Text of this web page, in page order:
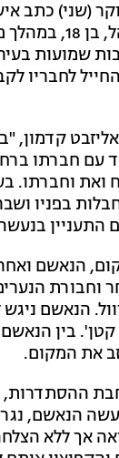
(שני) כתב
בן 21, בגין
שמועות
לחבריו
המנוח יחד עם
ואת
בפניו
התעניין
הנאשם ואחר
הנאשם
בין
את המקום.
הנאשם,
אך ללא